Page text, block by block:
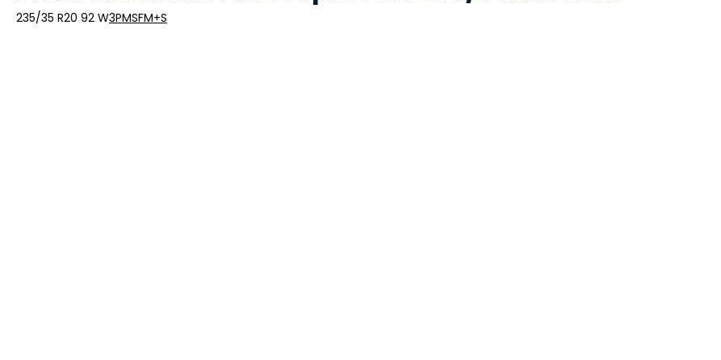
235/35 R20 92 W3PMSFM+S